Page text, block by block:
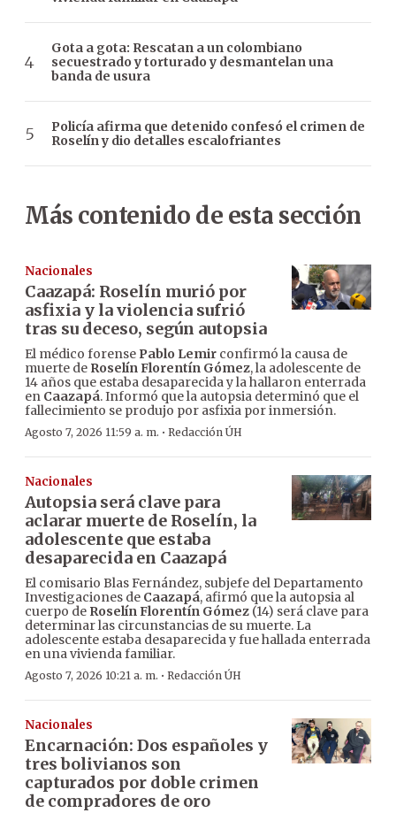
Gota a gota: Rescatan a un colombiano
secuestrado y torturado y desmantelan una
banda de usura
Policía afirma que detenido confesó el crimen de
Roselín y dio detalles escalofriantes
Más contenido de esta sección
Nacionales
Caazapá: Roselín murió por
asfixia y la violencia sufrió
tras su deceso, según autopsia
El médico forense Pablo Lemir confirmó la causa de
muerte de Roselín Florentín Gómez, la adolescente de
14 años que estaba desaparecida y la hallaron enterrada
en Caazapá. Informó que la autopsia determinó que el
fallecimiento se produjo por asfixia por inmersión.
Agosto 7, 2026 11:59 a. m. · Redacción ÚH
Nacionales
Autopsia será clave para
aclarar muerte de Roselín, la
adolescente que estaba
desaparecida en Caazapá
El comisario Blas Fernández, subjefe del Departamento
Investigaciones de Caazapá, afirmó que la autopsia al
cuerpo de Roselín Florentín Gómez (14) será clave para
determinar las circunstancias de su muerte. La
adolescente estaba desaparecida y fue hallada enterrada
en una vivienda familiar.
Agosto 7, 2026 10:21 a. m. · Redacción ÚH
Nacionales
Encarnación: Dos españoles y
tres bolivianos son
capturados por doble crimen
de compradores de oro